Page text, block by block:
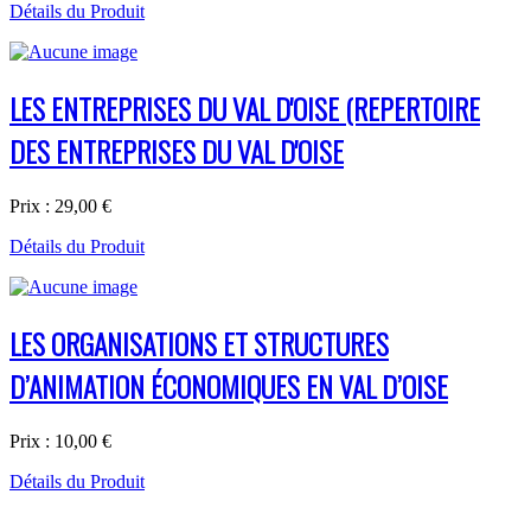
Détails du Produit
LES ENTREPRISES DU VAL D'OISE (REPERTOIRE
DES ENTREPRISES DU VAL D'OISE
Prix : 29,00 €
Détails du Produit
LES ORGANISATIONS ET STRUCTURES
D’ANIMATION ÉCONOMIQUES EN VAL D’OISE
Prix : 10,00 €
Détails du Produit